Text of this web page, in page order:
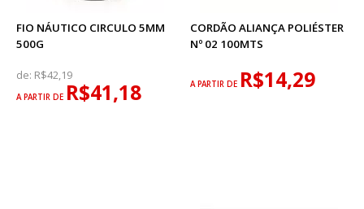
FIO NÁUTICO CIRCULO 5MM
500G
de: R$42,19
A PARTIR DE R$41,18
CORDÃO ALIANÇA POLIÉSTER
Nº 02 100MTS
A PARTIR DE R$14,29